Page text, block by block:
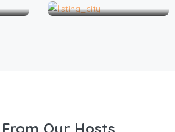
Our Hosts